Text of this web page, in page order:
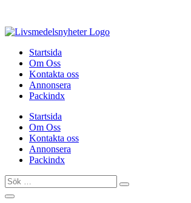
innehåll
Startsida
Om Oss
Kontakta oss
Annonsera
Packindx
Startsida
Om Oss
Kontakta oss
Annonsera
Packindx
Sök
…